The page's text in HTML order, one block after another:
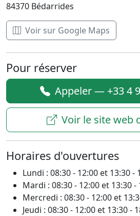
84370 Bédarrides
Voir sur Google Maps
Pour réserver
Appeler — +33 4
Voir le site web
Horaires d'ouvertures
Lundi : 08:30 - 12:00 et 13:30 -
Mardi : 08:30 - 12:00 et 13:30 -
Mercredi : 08:30 - 12:00 et
Jeudi : 08:30 - 12:00 et 13:30 -